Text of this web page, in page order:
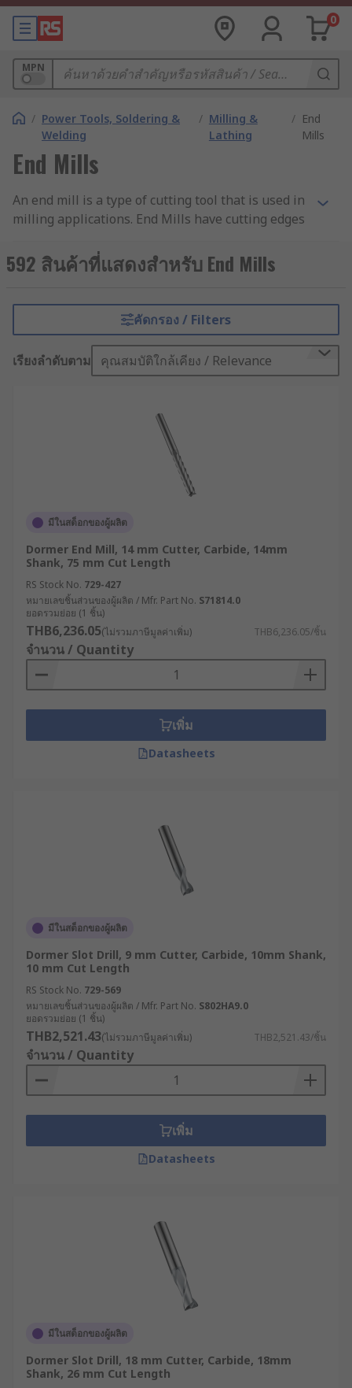
0
MPN
/ Power Tools, Soldering &
Welding
/ Milling &
Lathing
/ End
Mills
End Mills
An end mill is a type of cutting tool that is used in
milling applications. End Mills have cutting edges
to cut in all directions.
The end mill removes material by their
movement within the milling machine or from
the cutter's shape.
2 flutes allow maximum space for chip
ejection and are used for general milling
3 flutes is an excellent choice for slotting, it
general milling operations
4, 5, 6 and 8 flutes can improve the surface
finish if the feed rate remains the same. A
greater number of flutes reduces chip load
and produces a much finer finish
What types of End Mills are available?
Centre cutting end mills have one or more
peripheral teeth that allow the user to side
cut or contour an external surface.
End mills with a plain shank are used with a
collet style holder and are the most common
shank type
End mills with a Weldon shank have one or
two flats with set screws in the holder that
tighten on the flanks of flats to hold the mill
to prevent it from rotating
Typical applications of End Mills
End mills are used for profile milling, face
milling, tracer milling, semi-finishing and
592 สินค้าที่แสดงสำหรับ End Mills
คัดกรอง / Filters
เรียงลำดับตาม คุณสมบัติใกล้เคียง / Relevance
มีในสต็อกของผู้ผลิต
Dormer End Mill, 14 mm Cutter, Carbide, 14mm
Shank, 75 mm Cut Length
RS Stock No. 729-427
หมายเลขชิ้นส่วนของผู้ผลิต / Mfr. Part No. S71814.0
ยอดรวมย่อย (1 ชิ้น)
THB6,236.05(ไม่รวมภาษีมูลค่าเพิ่ม) THB6,236.05/ชิ้น
จำนวน / Quantity
เพิ่ม
Datasheets
มีในสต็อกของผู้ผลิต
Dormer Slot Drill, 9 mm Cutter, Carbide, 10mm Shank,
10 mm Cut Length
RS Stock No. 729-569
หมายเลขชิ้นส่วนของผู้ผลิต / Mfr. Part No. S802HA9.0
ยอดรวมย่อย (1 ชิ้น)
THB2,521.43(ไม่รวมภาษีมูลค่าเพิ่ม) THB2,521.43/ชิ้น
จำนวน / Quantity
เพิ่ม
Datasheets
มีในสต็อกของผู้ผลิต
Dormer Slot Drill, 18 mm Cutter, Carbide, 18mm
Shank, 26 mm Cut Length